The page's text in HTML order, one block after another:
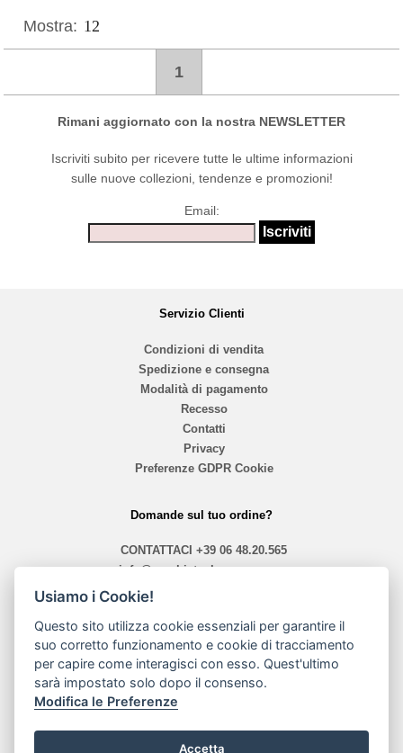
Mostra:
1
Rimani aggiornato con la nostra NEWSLETTER
Iscriviti subito per ricevere tutte le ultime informazioni
sulle nuove collezioni, tendenze e promozioni!
Email:
Servizio Clienti
Condizioni di vendita
Spedizione e consegna
Modalità di pagamento
Recesso
Contatti
Privacy
Preferenze GDPR Cookie
Domande sul tuo ordine?
CONTATTACI +39 06 48.20.565
info@mephistoshoproma.com
orari 10,40 - 13,30 / 14,00 - 19,30
Modalità di pagamento
Usiamo i Cookie!
Questo sito utilizza cookie essenziali per garantire il
suo corretto funzionamento e cookie di tracciamento
per capire come interagisci con esso. Quest'ultimo
sarà impostato solo dopo il consenso.
Modifica le Preferenze
Accetta